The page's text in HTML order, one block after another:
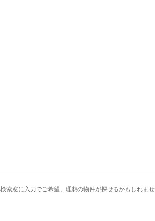
索窓に入力でご希望、理想の物件が探せるかもしれませ